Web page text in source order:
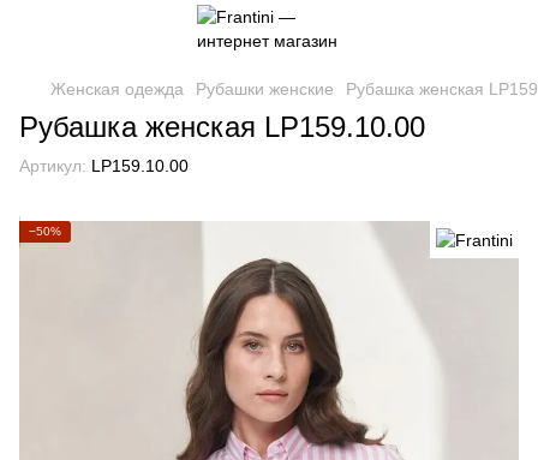
Женская одежда Рубашки женские Рубашка женская
Рубашка женская LP159.10.00
Артикул: LP159.10.00
−50%